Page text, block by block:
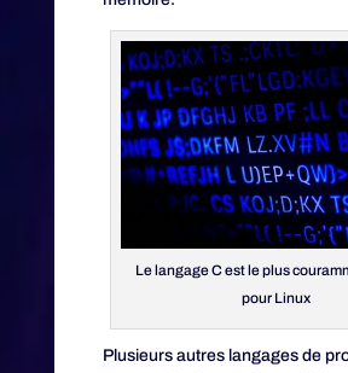
Le langage C est le plus
pour Linux
Plusieurs autres langages de